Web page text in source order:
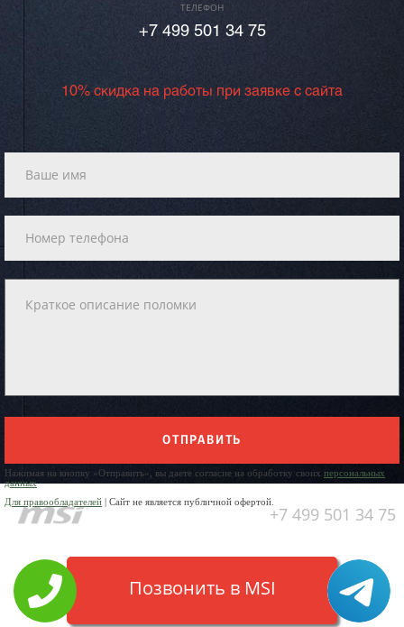
ТЕЛЕФОН
+7 499 501 34 75
10% скидка на работы при заявке с сайта
ОТПРАВИТЬ
Нажимая на кнопку «Отправить», вы даете согласие на обработку своих персональных
данных
Для правообладателей | Сайт не является публичной офертой.
+7 499 501 34 75
Позвонить в MSI